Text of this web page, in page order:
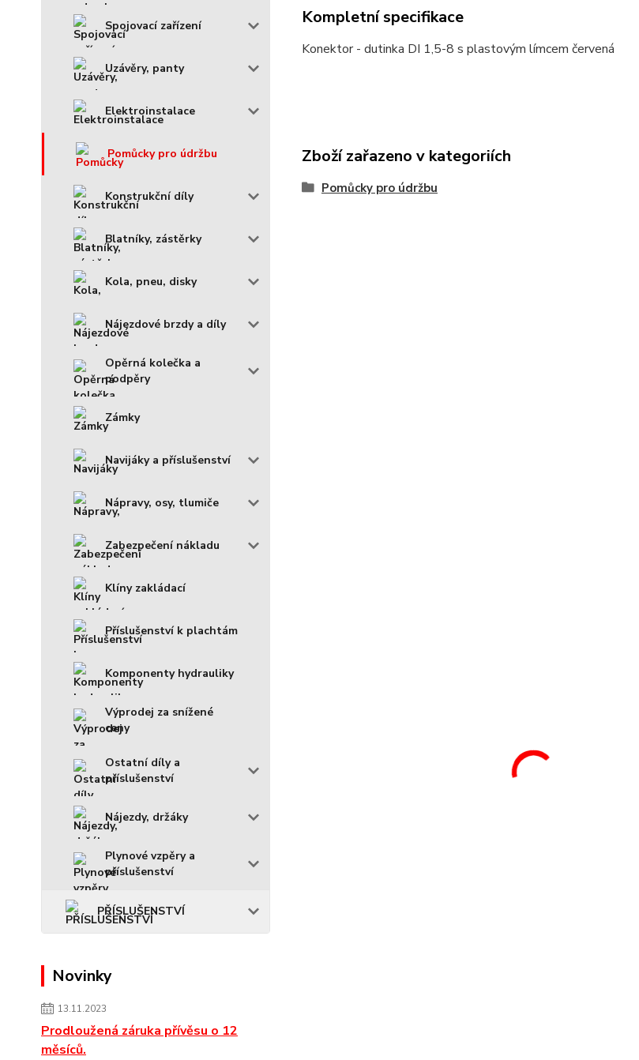
Spojovací zařízení
Uzávěry, panty
Elektroinstalace
Pomůcky pro údržbu
Konstrukční díly
Blatníky, zástěrky
Kola, pneu, disky
Nájezdové brzdy a díly
Opěrná kolečka a
podpěry
Zámky
Navijáky a příslušenství
Nápravy, osy, tlumiče
Zabezpečení nákladu
Klíny zakládací
Příslušenství k plachtám
Komponenty hydrauliky
Výprodej za snížené
ceny
Ostatní díly a
příslušenství
Nájezdy, držáky
Plynové vzpěry a
příslušenství
PŘÍSLUŠENSTVÍ
Novinky
13.11.2023
Prodloužená záruka přívěsu o 12
měsíců.
Kompletní specifikace
Konektor - dutinka DI 1,5-8 s plastovým límcem červená
Zboží zařazeno v kategoriích
Pomůcky pro údržbu